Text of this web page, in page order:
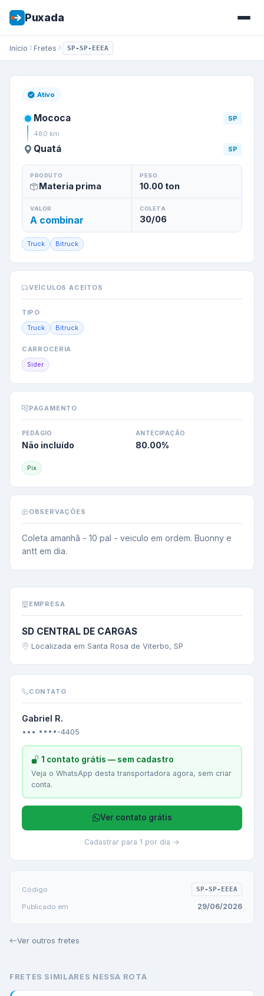
Puxada
Início Fretes SP-SP-EEEA
Frete de
Ativo
Mococa
SP
480 km
Quatá SP
PRODUTO
Materia prima
PESO
10.00ton
VALOR
A combinar
COLETA
30/06
Truck Bitruck
VEÍCULOS ACEITOS
TIPO
Truck Bitruck
CARROCERIA
Sider
PAGAMENTO
PEDÁGIO
Não incluído
ANTECIPAÇÃO
80.00%
Pix
OBSERVAÇÕES
Coleta amanhã - 10 pal - veiculo em ordem. Buonny e
antt em dia.
EMPRESA
SD CENTRAL DE CARGAS
Localizada em Santa Rosa de Viterbo, SP
CONTATO
Gabriel R.
••• ••••-4405
1 contato grátis — sem cadastro
Veja o WhatsApp desta transportadora agora, sem criar
conta.
Ver contato grátis
Cadastrar para 1 por dia →
Código SP-SP-EEEA
Publicado em 29/06/2026
Ver outros fretes
FRETES SIMILARES NESSA ROTA